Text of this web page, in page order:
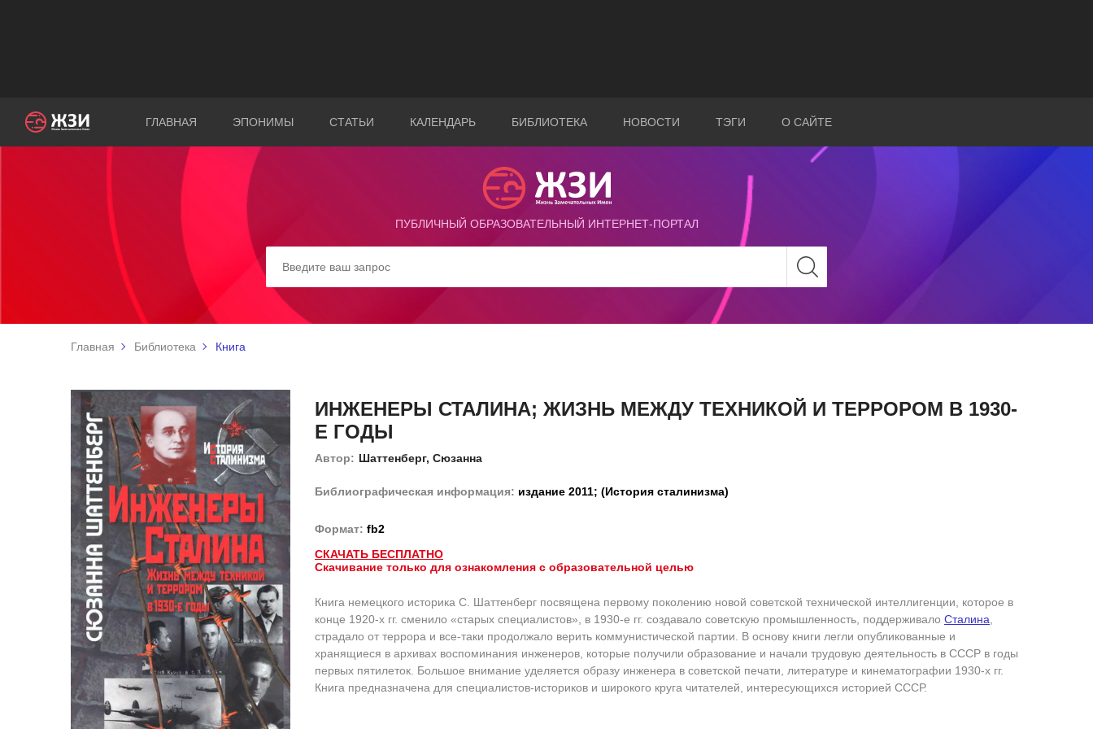
ГЛАВНАЯ ЭПОНИМЫ СТАТЬИ КАЛЕНДАРЬ БИБЛИОТЕКА НОВОСТИ ТЭГИ О САЙТЕ
ПУБЛИЧНЫЙ ОБРАЗОВАТЕЛЬНЫЙ ИНТЕРНЕТ-ПОРТАЛ
Главная Библиотека Книга
ИНЖЕНЕРЫ СТАЛИНА; ЖИЗНЬ МЕЖДУ ТЕХНИКОЙ И ТЕРРОРОМ В 1930-
Е ГОДЫ
Автор: Шаттенберг, Сюзанна
Библиографическая информация: издание 2011; (История сталинизма)
Формат: fb2
СКАЧАТЬ БЕСПЛАТНО
Скачивание только для ознакомления с образовательной целью
Книга немецкого историка С. Шаттенберг посвящена первому поколению новой советской технической интеллигенции, которое в
конце 1920-х гг. сменило «старых специалистов», в 1930-е гг. создавало советскую промышленность, поддерживало Сталина
страдало от террора и все-таки продолжало верить коммунистической партии. В основу книги легли опубликованные и
хранящиеся в архивах воспоминания инженеров, которые получили образование и начали трудовую деятельность в СССР в годы
первых пятилеток. Большое внимание уделяется образу инженера в советской печати, литературе и кинематографии 1930-х гг.
Книга предназначена для специалистов-историков и широкого круга читателей, интересующихся историей СССР.